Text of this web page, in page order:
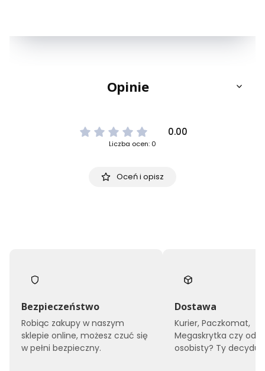
Opinie
0.00
Liczba ocen: 0
Oceń i opisz
Bezpieczeństwo
Robiąc zakupy w naszym
sklepie online, możesz czuć się
w pełni bezpieczny.
Dostawa
Kurier, Paczkomat,
Megaskrytka czy
osobisty? Ty